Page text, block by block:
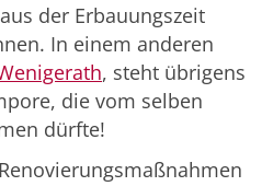
der Erbauungszeit
In einem anderen
, steht übrigens
die vom selben
dürfte!